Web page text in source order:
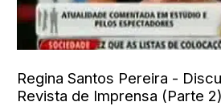
Regina Santos Pereira -
Revista de Imprensa (Parte 2)